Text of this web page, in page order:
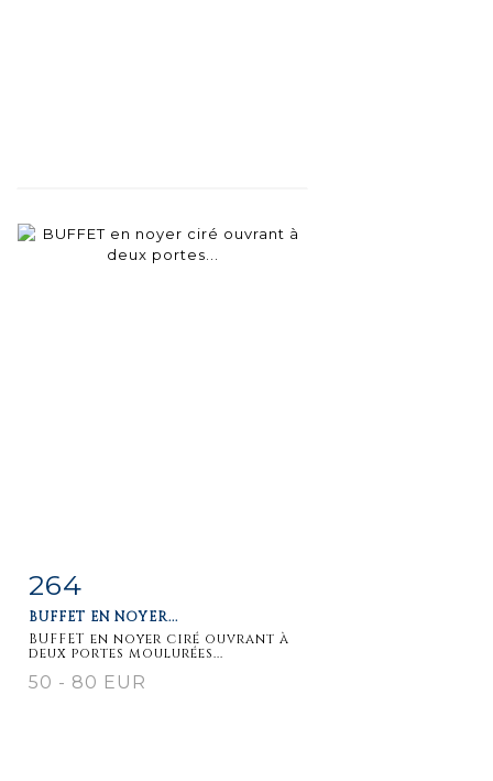
Item detail
264
BUFFET EN NOYER...
BUFFET en noyer ciré ouvrant à
deux portes moulurées...
50 - 80 EUR